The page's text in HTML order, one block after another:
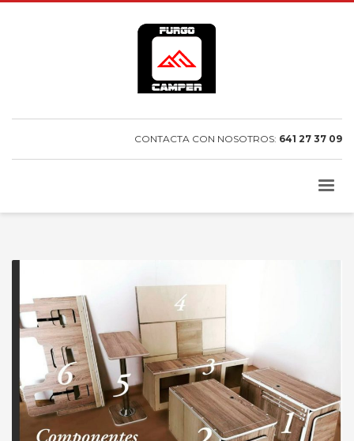
CONTACTA CON NOSOTROS: 641 27 37 09